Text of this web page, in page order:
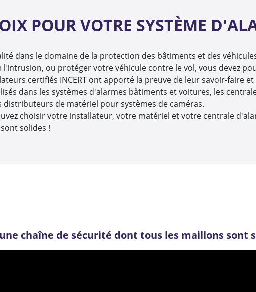
POUR VOTRE SYSTÈME
dans le domaine de la protection des bâtiments et des
ou protéger votre véhicule contre le vol, vous devez
certifiés INCERT ont apporté la preuve de leur savoir-faire
dans les systèmes d'alarmes bâtiments et voitures, les
distributeurs de matériel pour systèmes de caméras.
choisir votre installateur, votre matériel et votre centrale
solides !
une chaîne de sécurité dont tous les maillons sont